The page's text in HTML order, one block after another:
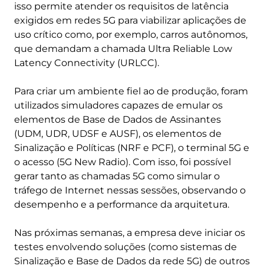
isso permite atender os requisitos de latência
exigidos em redes 5G para viabilizar aplicações de
uso crítico como, por exemplo, carros autônomos,
que demandam a chamada Ultra Reliable Low
Latency Connectivity (URLCC).
Para criar um ambiente fiel ao de produção, foram
utilizados simuladores capazes de emular os
elementos de Base de Dados de Assinantes
(UDM, UDR, UDSF e AUSF), os elementos de
Sinalização e Políticas (NRF e PCF), o terminal 5G e
o acesso (5G New Radio). Com isso, foi possível
gerar tanto as chamadas 5G como simular o
tráfego de Internet nessas sessões, observando o
desempenho e a performance da arquitetura.
Nas próximas semanas, a empresa deve iniciar os
testes envolvendo soluções (como sistemas de
Sinalização e Base de Dados da rede 5G) de outros